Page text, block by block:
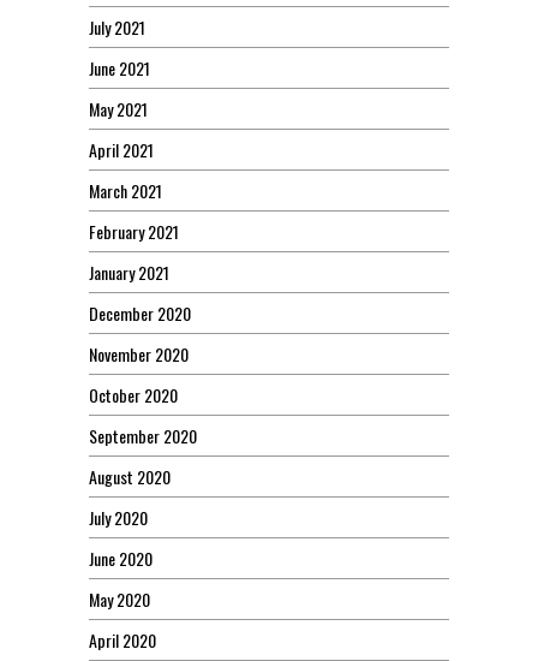
July 2021
June 2021
May 2021
April 2021
March 2021
February 2021
January 2021
December 2020
November 2020
October 2020
September 2020
August 2020
July 2020
June 2020
May 2020
April 2020